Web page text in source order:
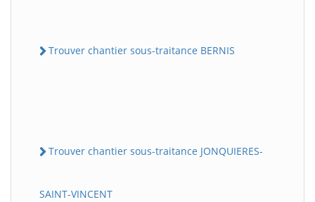
Trouver chantier sous-traitance BERNIS
Trouver chantier sous-traitance JONQUIERES-
SAINT-VINCENT